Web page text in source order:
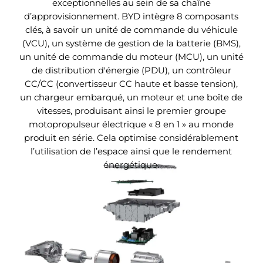
différents rythmes de la musique avec une
illumination fluide.
possède un certain nombre de caractéristiques
avantageuses : génération de chaleur lente, faible
dégagement de chaleur et absence de libération
d’oxygène. La forme unique de rectangle plat
améliore également l’efficacité du refroidissement
et les performances de préchauffage. La Batterie
Blade a pu passer sans problème le test de
pénétration de clous sans émettre de feu ou de
fumée.
exceptionnelles au sein de sa chaîne
d’approvisionnement. BYD intègre 8 composants
clés, à savoir un unité de commande du véhicule
(VCU), un système de gestion de la batterie (BMS),
un unité de commande du moteur (MCU), un unité
de distribution d'énergie (PDU), un contrôleur
CC/CC (convertisseur CC haute et basse tension),
un chargeur embarqué, un moteur et une boîte de
vitesses, produisant ainsi le premier groupe
motopropulseur électrique « 8 en 1 » au monde
produit en série. Cela optimise considérablement
l’utilisation de l’espace ainsi que le rendement
énergétique.